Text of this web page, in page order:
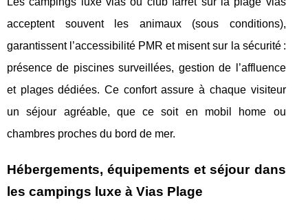
acceptent souvent les animaux (sous conditions),
garantissent l’accessibilité PMR et misent sur la sécurité :
présence de piscines surveillées, gestion de l’affluence
et plages dédiées. Ce confort assure à chaque visiteur
un séjour agréable, que ce soit en mobil home ou
chambres proches du bord de mer.
Hébergements, équipements et séjour dans
les campings luxe à Vias Plage